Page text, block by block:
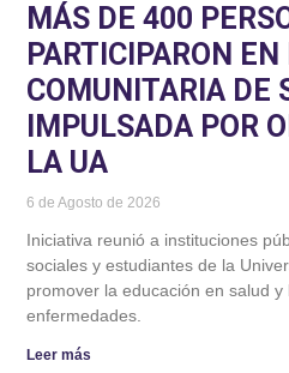
MÁS DE 400
PARTICIPARON EN
COMUNITARIA DE
IMPULSADA POR
LA UA
6 de Agosto de 2026
Iniciativa reunió a instituciones
sociales y estudiantes de la
promover la educación en salud y
enfermedades.
Leer más